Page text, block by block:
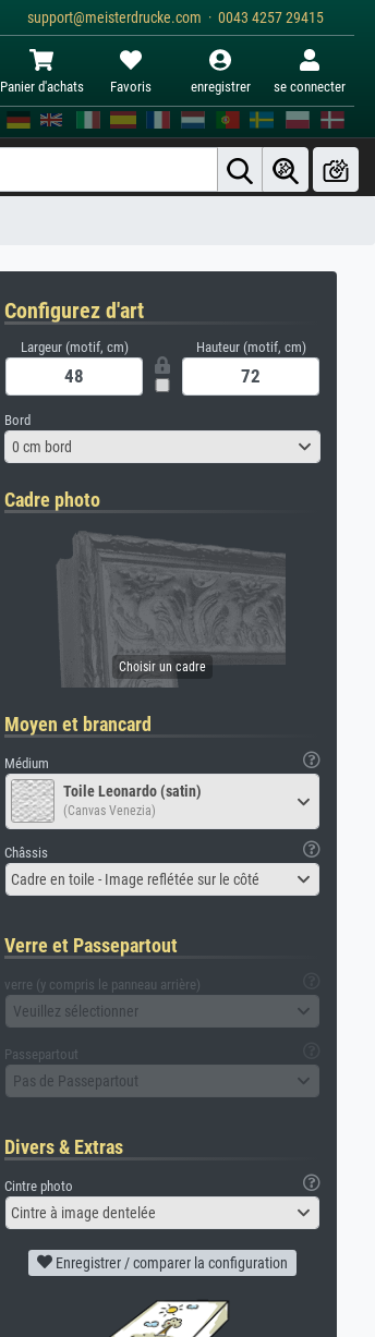
support@meisterdrucke.com · 0043 4257 29415
Panier d'achats Favoris enregistrer se connecter
Configurez d'art
Largeur (motif, cm) Hauteur (motif, cm)
Bord
0 cm bord
Cadre photo
Moyen et brancard
Médium
Toile Leonardo (satin)
(Canvas Venezia)
Châssis
Cadre en toile - Image reflétée sur le côté
Verre et Passepartout
verre (y compris le panneau arrière)
Veuillez sélectionner
Passepartout
Pas de Passepartout
Divers & Extras
Cintre photo
Cintre à image dentelée
Enregistrer / comparer la configuration